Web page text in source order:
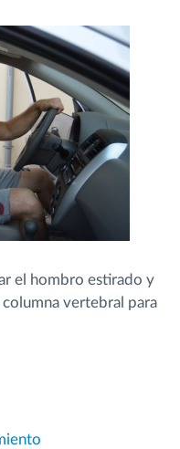
el hombro estirado y
vertebral para